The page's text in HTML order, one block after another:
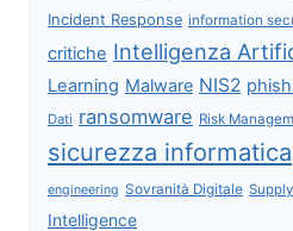
Incident Response information
critiche Intelligenza
Learning Malware NIS2
Dati ransomware Risk
sicurezza informatica
engineering Sovranità Digitale
Intelligence